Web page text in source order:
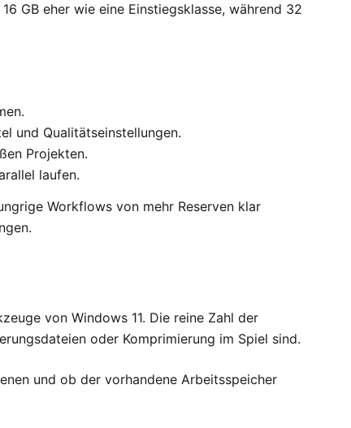
GB eher wie eine Einstiegsklasse, während 32
und Qualitätseinstellungen.
Projekten.
laufen.
Workflows von mehr Reserven klar
von Windows 11. Die reine Zahl der
oder Komprimierung im Spiel sind.
und ob der vorhandene Arbeitsspeicher